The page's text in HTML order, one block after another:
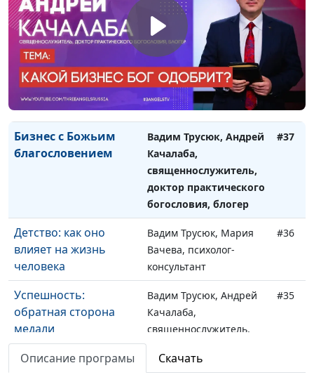
священнослужитель,
доктор практического
богословия, блогер
Найти себя
настоящего
Вадим Трусюк, Мария
Вачева, психолог-
консультант
Бизнес с Божьим
благословением
Вадим Трусюк, Андрей
Качалаба,
священнослужитель,
доктор практического
богословия, блогер
#37
Детство: как оно
влияет на жизнь
человека
Вадим Трусюк, Мария
Вачева, психолог-
консультант
#36
Успешность:
обратная сторона
медали
Вадим Трусюк, Андрей
Качалаба,
священнослужитель,
богословия, блогер
#35
Описание програмы Скачать